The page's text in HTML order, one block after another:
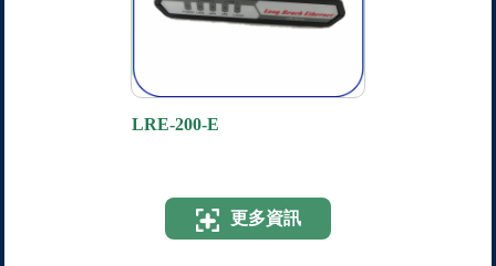
LRE-200-E
更多資訊